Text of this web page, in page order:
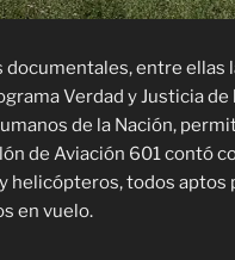
documentales, entre ellas
Verdad y Justicia
de la Nación,
de Aviación 601 contó
helicópteros, todos aptos
en vuelo.